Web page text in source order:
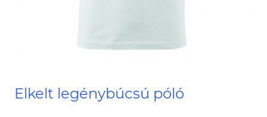
Elkelt legénybúcsú póló